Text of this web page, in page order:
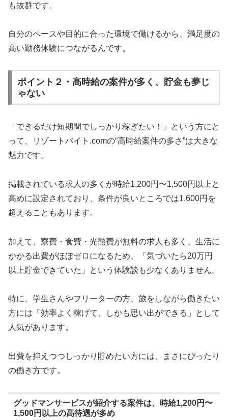
も抜群です。
自分のペースや目的に合った環境で働けるから、満足度の
高い勤務体験につながるんです。
ポイント２・高時給の案件が多く、貯金も夢じ
ゃない
「できるだけ短期間でしっかり稼ぎたい！」という方にと
って、リゾートバイト.comの“高時給案件の多さ”は大きな
魅力です。
掲載されている求人の多くが時給1,200円〜1,500円以上と
高めに設定されており、条件が良いところでは1,600円を
超えることもあります。
加えて、寮費・食費・光熱費が無料の求人も多く、生活に
かかる出費がほぼゼロになるため、「気づいたら20万円
以上貯金できていた」という体験談も少なくありません。
特に、学生さんやフリーターの方、旅をしながら働きたい
方には「効率よく稼げて、しかも思い出ができる」として
人気があります。
出費を抑えつつしっかり貯めたい方には、まさにぴったり
の働き方です。
グッドマンサービスが紹介する案件は、時給1,200円〜
1,500円以上の高待遇が多め